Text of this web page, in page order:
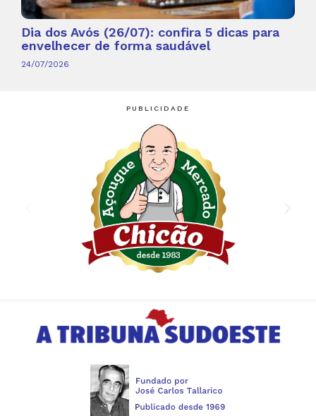
Dia dos Avós (26/07): confira 5 dicas para
envelhecer de forma saudável
24/07/2026
PUBLICIDADE